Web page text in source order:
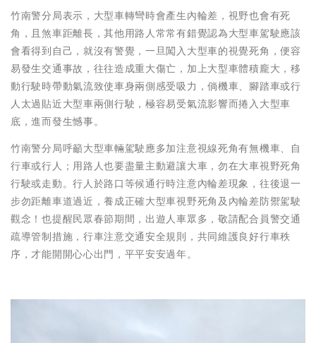
竹南警分局表示，大型車轉彎時會產生內輪差，視野也會有死
角，且煞車距離長，其他用路人常常有錯覺認為大型車駕駛應該
會看得到自己，就沒有警覺，一旦闖入大型車的視覺死角，便容
易發生交通事故，往往造成重大傷亡，加上大型車體積龐大，移
動行駛時帶動氣流致使車身兩側感受吸力，倘機車、腳踏車或行
人太過貼近大型車兩側行駛，極容易受氣流影響而捲入大型車
底，進而發生憾事。
竹南警分局呼籲大型車輛駕駛應多加注意視線死角有無機車、自
行車或行人；用路人也要盡量主動避讓大車，勿在大車視野死角
行駛或走動。行人於路口等候通行時注意內輪差現象，往後退一
步勿距離車道過近，養成正確大型車視野死角及內輪差防禦駕駛
觀念！也提醒民眾春節期間，出遊人車眾多，敬請配合員警交通
疏導管制措施，行車注意交通安全規則，共同維護良好行車秩
序，才能開開心心出門，平平安安過年。